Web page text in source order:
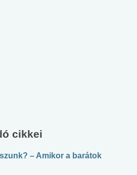
cikkei
– Amikor a barátok